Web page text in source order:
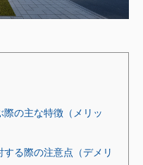
際の主な特徴（メリッ
する際の注意点（デメリ